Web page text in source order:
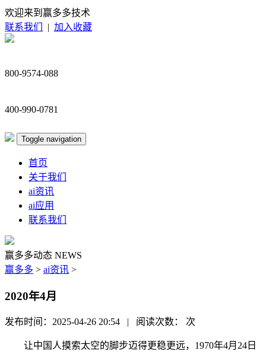
欢迎来到赢多多技术
联系我们
| 加入收藏
800-9574-088
400-990-0781
Toggle navigation
首页
关于我们
ai资讯
ai应用
联系我们
赢多多动态 NEWS
赢多多 > ai资讯 >
2020年4月
发布时间：2025-04-26 20:54 | 阅读次数： 次
让中国人摸索太空的脚步迈得更稳更远，1970年4月24日